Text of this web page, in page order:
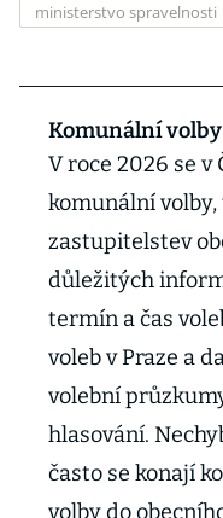
ministerstvo spravelnosti
Komunální volby
V roce 2026 se
komunální
zastupitelstev
důležitých
termín a čas
voleb v Praze a
volební
hlasování.
často se konají
volby do